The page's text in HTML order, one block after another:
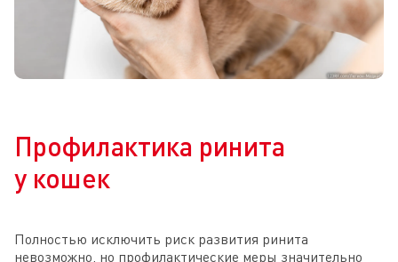
Профилактика ринита
у кошек
Полностью исключить риск развития ринита
невозможно, но профилактические меры значительно